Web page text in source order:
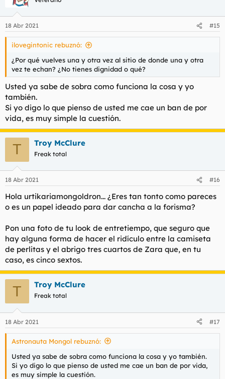
18 Abr 2021 #15
ilovegintonic rebuznó:
¿Por qué vuelves una y otra vez al sitio de donde una y otra
vez te echan? ¿No tienes dignidad o qué?
Usted ya sabe de sobra como funciona la cosa y yo
también.
Si yo digo lo que pienso de usted me cae un ban de por
vida, es muy simple la cuestión.
T Troy McClure
Freak total
18 Abr 2021 #16
Hola urtikariamongoldron... ¿Eres tan tonto como pareces
o es un papel ideado para dar cancha a la forisma?
Pon una foto de tu look de entretiempo, que seguro que
hay alguna forma de hacer el ridículo entre la camiseta
de perlitas y el abrigo tres cuartos de Zara que, en tu
caso, es cinco sextos.
T Troy McClure
Freak total
18 Abr 2021 #17
Astronauta Mongol rebuznó:
Usted ya sabe de sobra como funciona la cosa y yo también.
Si yo digo lo que pienso de usted me cae un ban de por vida,
es muy simple la cuestión.